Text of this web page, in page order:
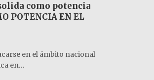
como potencia
POTENCIA EN EL
en el ámbito nacional
en…